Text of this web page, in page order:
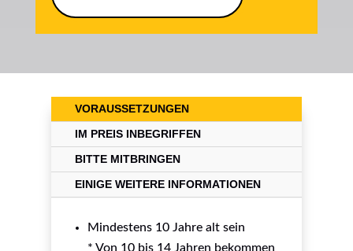
VORAUSSETZUNGEN
IM PREIS INBEGRIFFEN
BITTE MITBRINGEN
EINIGE WEITERE INFORMATIONEN
Mindestens 10 Jahre alt sein
* Von 10 bis 14 Jahren bekommen